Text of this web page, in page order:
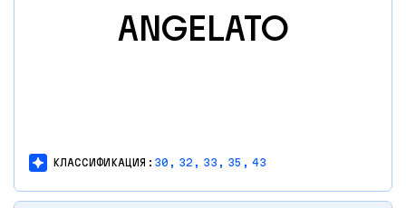
ANGELATO
КЛАССИФИКАЦИЯ: 30, 32, 33, 35, 43